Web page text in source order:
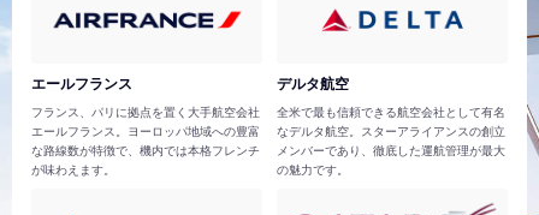
エールフランス
フランス、パリに拠点を置く大手航空会社
エールフランス。ヨーロッパ地域への豊富
な路線数が特徴で、機内では本格フレンチ
が味わえます。
デルタ航空
全米で最も信頼できる航空会社として有名
なデルタ航空。スターアライアンスの創立
メンバーであり、徹底した運航管理が最大
の魅力です。